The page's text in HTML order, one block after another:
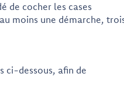
de cocher les cases
moins une démarche,
ci-dessous, afin de